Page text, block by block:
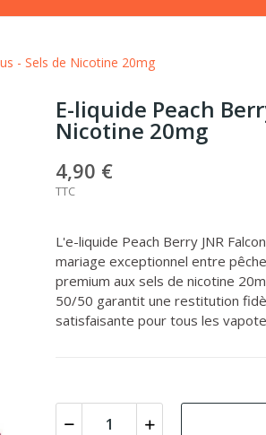
- Sels de Nicotine 20mg
E-liquide Peach
Nicotine 20mg
4,90 €
TTC
L'e-liquide Peach Berry JNR
mariage exceptionnel entre
premium aux sels de nicotine
50/50 garantit une restitution
satisfaisante pour tous les